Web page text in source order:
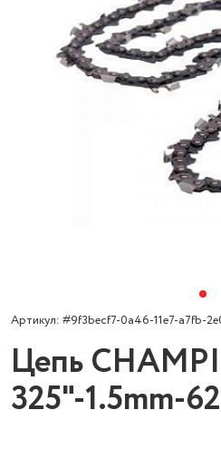
Артикул: #9f3becf7-0a46-11e7-a7fb-
Цепь
325"-1.5mm-